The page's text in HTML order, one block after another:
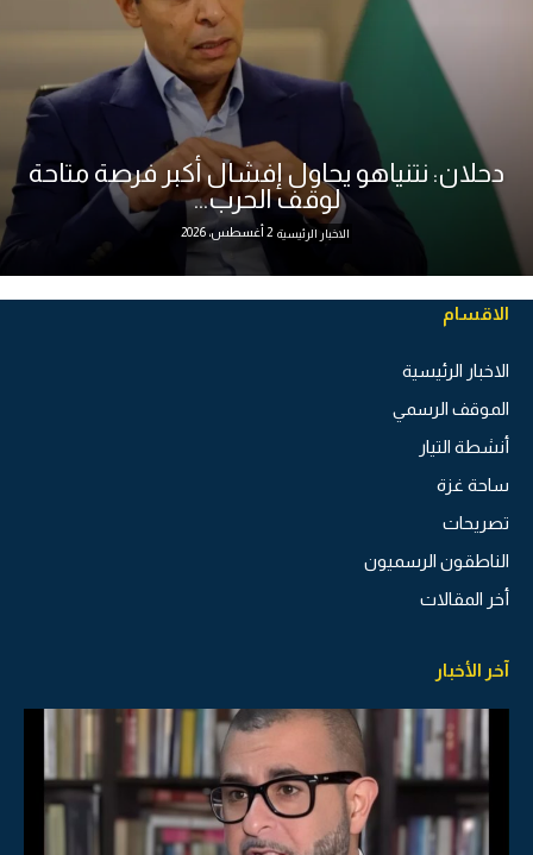
دحلان: نتنياهو يحاول إفشال أكبر فرصة متاحة
لوقف الحرب...
الاخبار الرئيسية 2 أغسطس، 2026
الاقسام
الاخبار الرئيسية
الموقف الرسمي
أنشطة التيار
ساحة غزة
تصريحات
الناطقون الرسميون
أخر المقالات
آخر الأخبار